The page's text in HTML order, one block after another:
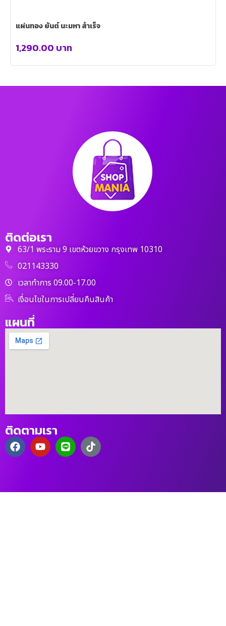
แผ่นทอง ยันต์ นะมหา สำเร็จ
1,290.00 บาท
ติดต่อเรา
63/1 พระราม 9 เขตห้วยขวาง กรุงเทพ 10310
021143330
เวลาทำการ 09.00-17.00
เงื่อนไขในการเปลี่ยนคืนสินค้า
แผนที่
ติดตามเรา